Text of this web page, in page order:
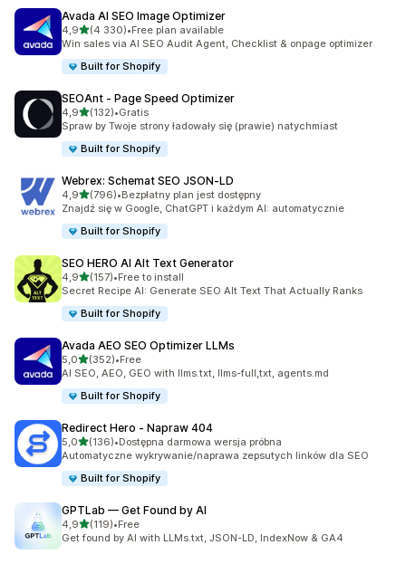
Avada AI SEO Image Optimizer
4,9na 5 gwiazdek
(4 330)
Łączna liczba recenzji: 4330
•Free plan available
Win sales via AI SEO Audit Agent, Checklist & onpage optimizer
Built for Shopify
SEOAnt ‑ Page Speed Optimizer
4,9na 5 gwiazdek
(132)
Łączna liczba recenzji: 132
•Gratis
Spraw by Twoje strony ładowały się (prawie) natychmiast
Built for Shopify
Webrex: Schemat SEO JSON‑LD
4,9na 5 gwiazdek
(796)
Łączna liczba recenzji: 796
•Bezpłatny plan jest dostępny
Znajdź się w Google, ChatGPT i każdym AI: automatycznie
Built for Shopify
SEO HERO AI Alt Text Generator
4,9na 5 gwiazdek
(157)
Łączna liczba recenzji: 157
•Free to install
Secret Recipe AI: Generate SEO Alt Text That Actually Ranks
Built for Shopify
Avada AEO SEO Optimizer LLMs
5,0na 5 gwiazdek
(352)
Łączna liczba recenzji: 352
•Free
AI SEO, AEO, GEO with llms.txt, llms-full,txt, agents.md
Built for Shopify
Redirect Hero ‑ Napraw 404
5,0na 5 gwiazdek
(136)
Łączna liczba recenzji: 136
•Dostępna darmowa wersja próbna
Automatyczne wykrywanie/naprawa zepsutych linków dla SEO
Built for Shopify
GPTLab — Get Found by AI
4,9na 5 gwiazdek
(119)
Łączna liczba recenzji: 119
•Free
Get found by AI with LLMs.txt, JSON-LD, IndexNow & GA4